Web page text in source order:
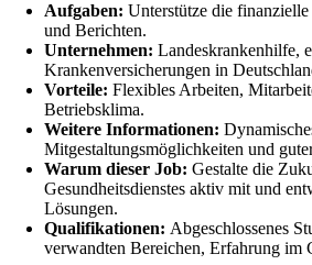
Aufgaben: Unterstütze die
und Berichten.
Unternehmen: Landeskrankenhilfe,
Krankenversicherungen in
Vorteile: Flexibles Arbeiten,
Betriebsklima.
Weitere Informationen:
Mitgestaltungsmöglichkeiten und
Warum dieser Job: Gestalte die
Gesundheitsdienstes aktiv mit und
Lösungen.
Qualifikationen: Abgeschlossenes
verwandten Bereichen, Erfahrung im